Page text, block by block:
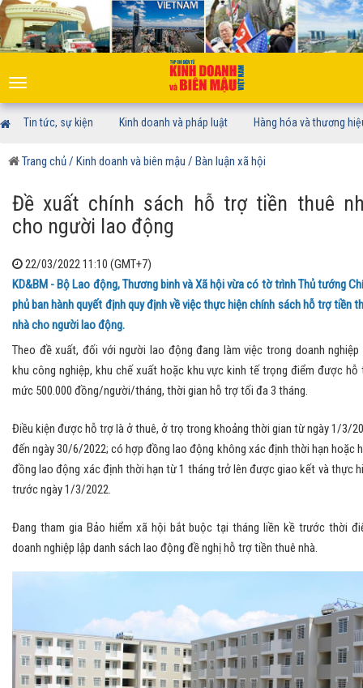
Toggle
navigation
Tin tức, sự kiện Kinh doanh và pháp luật Hàng hóa và thương
Trang chủ/ Kinh doanh và biên mậu / Bàn luận xã hội
Đề xuất chính sách hỗ trợ tiền thuê
cho người lao động
22/03/2022 11:10 (GMT+7)
KD&BM - Bộ Lao động, Thương binh và Xã hội vừa có tờ trình Thủ tướng
phủ ban hành quyết định quy định về việc thực hiện chính sách hỗ trợ tiền
nhà cho người lao động.
Theo đề xuất, đối với người lao động đang làm việc trong doanh nghiệp
khu công nghiệp, khu chế xuất hoặc khu vực kinh tế trọng điểm được hỗ
mức 500.000 đồng/người/tháng, thời gian hỗ trợ tối đa 3 tháng.
Điều kiện được hỗ trợ là ở thuê, ở trọ trong khoảng thời gian từ ngày 1/3/
đến ngày 30/6/2022; có hợp đồng lao động không xác định thời hạn hoặc
đồng lao động xác định thời hạn từ 1 tháng trở lên được giao kết và thực
trước ngày 1/3/2022.
Đang tham gia Bảo hiểm xã hội bắt buộc tại tháng liền kề trước thời
doanh nghiệp lập danh sách lao động đề nghị hỗ trợ tiền thuê nhà.